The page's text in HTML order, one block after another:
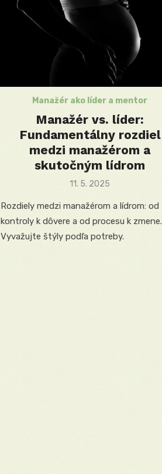
Manažér ako líder a mentor
Manažér vs. líder:
Fundamentálny rozdiel
medzi manažérom a
skutočným lídrom
Posted
11. 5. 2025
Rozdiely medzi manažérom a lídrom: od
kontroly k dôvere a od procesu k zmene.
Vyvažujte štýly podľa potreby.